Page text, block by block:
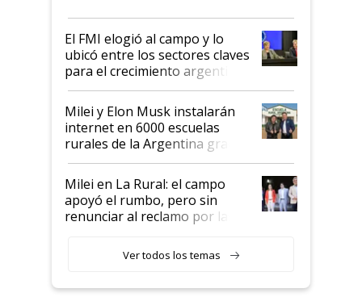
de Milei
El FMI elogió al campo y lo
ubicó entre los sectores claves
para el crecimiento argentino
Milei y Elon Musk instalarán
internet en 6000 escuelas
rurales de la Argentina gracias
a un acuerdo con Starlink
Milei en La Rural: el campo
apoyó el rumbo, pero sin
renunciar al reclamo por las
Ver todos los temas